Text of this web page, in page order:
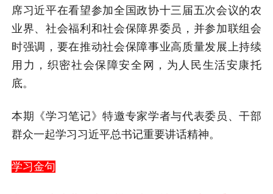
席习近平在看望参加全国政协十三届五次会议的农
业界、社会福利和社会保障界委员，并参加联组会
时强调，要在推动社会保障事业高质量发展上持续
用力，织密社会保障安全网，为人民生活安康托
底。
本期《学习笔记》特邀专家学者与代表委员、干部
群众一起学习习近平总书记重要讲话精神。
学习金句